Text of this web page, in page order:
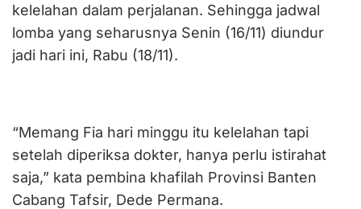
kelelahan dalam perjalanan. Sehingga jadwal
lomba yang seharusnya Senin (16/11) diundur
jadi hari ini, Rabu (18/11).
“Memang Fia hari minggu itu kelelahan tapi
setelah diperiksa dokter, hanya perlu istirahat
saja,” kata pembina khafilah Provinsi Banten
Cabang Tafsir, Dede Permana.